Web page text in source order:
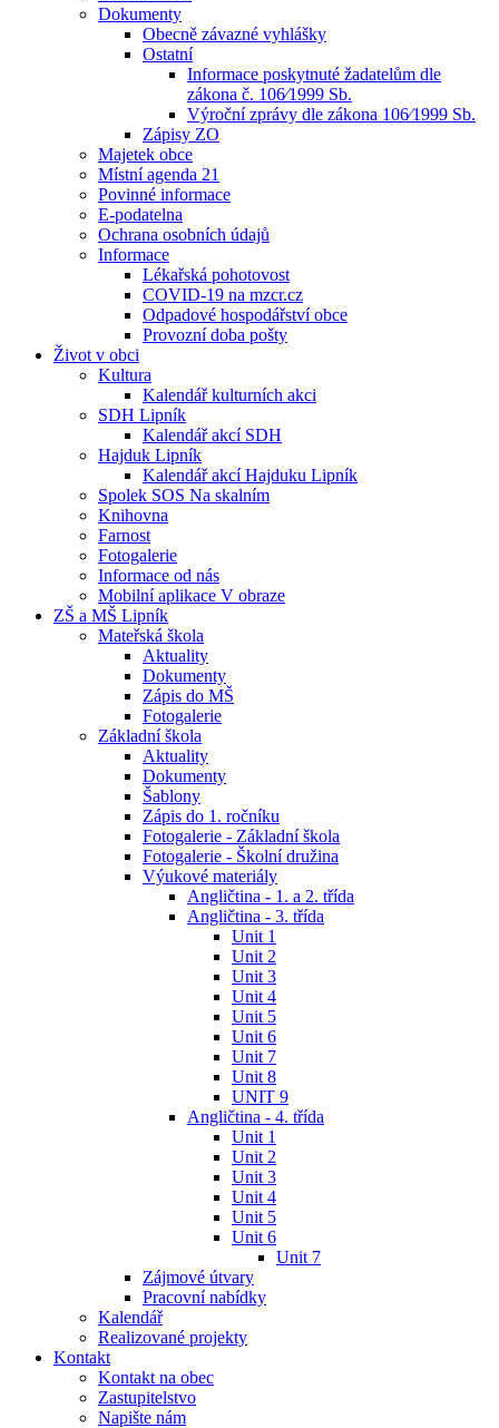
Dokumenty
Obecně závazné vyhlášky
Ostatní
Informace poskytnuté žadatelům dle
zákona č. 106⁄1999 Sb.
Výroční zprávy dle zákona 106⁄1999 Sb.
Zápisy ZO
Majetek obce
Místní agenda 21
Povinné informace
E-podatelna
Ochrana osobních údajů
Informace
Lékařská pohotovost
COVID-19 na mzcr.cz
Odpadové hospodářství obce
Provozní doba pošty
Život v obci
Kultura
Kalendář kulturních akci
SDH Lipník
Kalendář akcí SDH
Hajduk Lipník
Kalendář akcí Hajduku Lipník
Spolek SOS Na skalním
Knihovna
Farnost
Fotogalerie
Informace od nás
Mobilní aplikace V obraze
ZŠ a MŠ Lipník
Mateřská škola
Aktuality
Dokumenty
Zápis do MŠ
Fotogalerie
Základní škola
Aktuality
Dokumenty
Šablony
Zápis do 1. ročníku
Fotogalerie - Základní škola
Fotogalerie - Školní družina
Výukové materiály
Angličtina - 1. a 2. třída
Angličtina - 3. třída
Unit 1
Unit 2
Unit 3
Unit 4
Unit 5
Unit 6
Unit 7
Unit 8
UNIT 9
Angličtina - 4. třída
Unit 1
Unit 2
Unit 3
Unit 4
Unit 5
Unit 6
Unit 7
Zájmové útvary
Pracovní nabídky
Kalendář
Realizované projekty
Kontakt
Kontakt na obec
Zastupitelstvo
Napište nám